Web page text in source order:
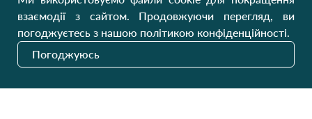
Наші оновлення
взаємодії з сайтом. Продовжуючи перегляд, ви
погоджуєтесь з нашою політикою конфіденційності.
Погоджуюсь